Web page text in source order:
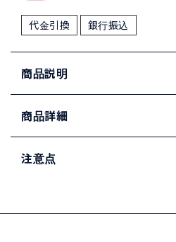
代金引換 銀行振込
商品説明
商品詳細
注意点